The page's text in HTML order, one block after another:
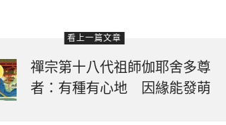
看上一篇文章
禪宗第十八代祖師伽耶舍多尊
者：有種有心地 因緣能發萌